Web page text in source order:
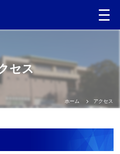
セス
ホーム アクセス